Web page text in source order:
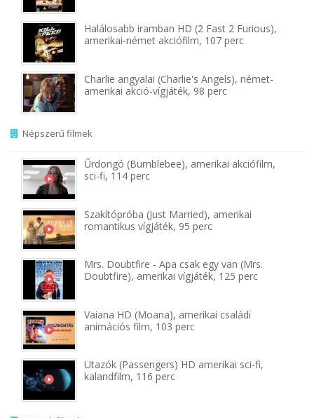
Halálosabb iramban HD (2 Fast 2 Furious),
amerikai-német akciófilm, 107 perc
Charlie angyalai (Charlie's Angels), német-
amerikai akció-vígjáték, 98 perc
Népszerű filmek
Űrdongó (Bumblebee), amerikai akciófilm,
sci-fi, 114 perc
Szakítópróba (Just Married), amerikai
romantikus vígjáték, 95 perc
Mrs. Doubtfire - Apa csak egy van (Mrs.
Doubtfire), amerikai vígjáték, 125 perc
Vaiana HD (Moana), amerikai családi
animációs film, 103 perc
Utazók (Passengers) HD amerikai sci-fi,
kalandfilm, 116 perc